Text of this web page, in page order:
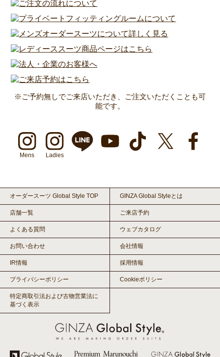
※ご予約無しでご来店いただき、ご注文いただくことも可
能です。
Mens Ladies
オーダースーツ Global Style TOP GINZA Global Styleとは
店舗一覧 ご来店予約
よくある質問 ウェブカタログ
お問い合わせ 会社情報
IR情報 採用情報
プライバシーポリシー Cookieポリシー
特定商取引法および古物営業法に
基づく表示